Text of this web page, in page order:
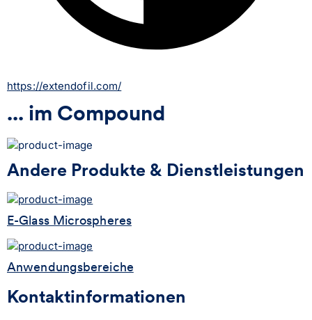
https://extendofil.com/
... im Compound
Andere Produkte & Dienstleistungen
E-Glass Microspheres
Anwendungsbereiche
Kontaktinformationen